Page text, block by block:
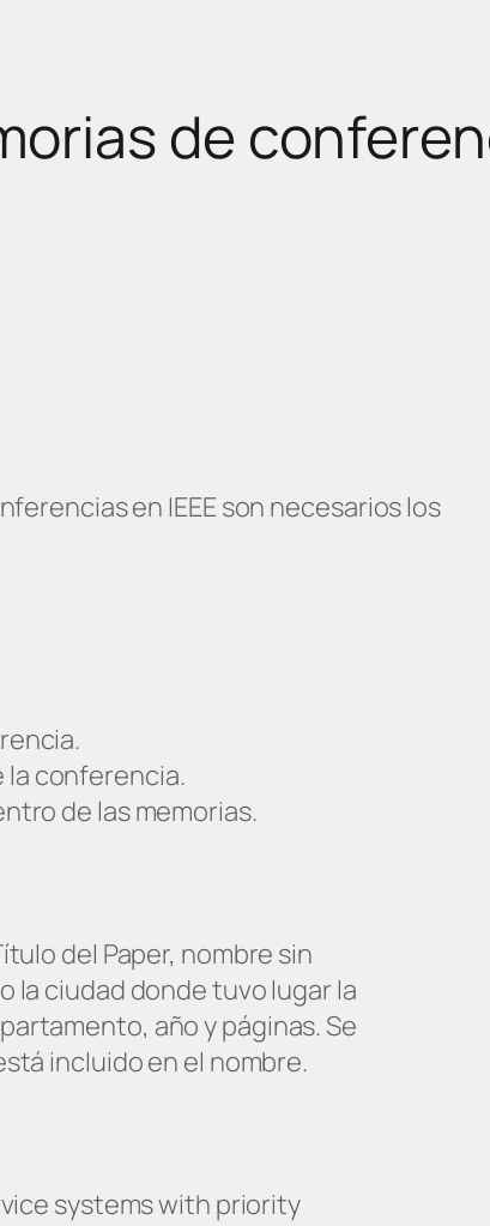
de
en IEEE son necesarios los
la conferencia.
de las memorias.
del Paper, nombre sin
la ciudad donde tuvo lugar la
año y páginas. Se
incluido en el nombre.
systems with priority